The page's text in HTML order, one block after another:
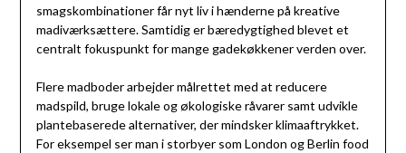
smagskombinationer får nyt liv i hænderne på kreative
madiværksættere. Samtidig er bæredygtighed blevet et
centralt fokuspunkt for mange gadekøkkener verden over.
Flere madboder arbejder målrettet med at reducere
madspild, bruge lokale og økologiske råvarer samt udvikle
plantebaserede alternativer, der mindsker klimaaftrykket.
For eksempel ser man i storbyer som London og Berlin food